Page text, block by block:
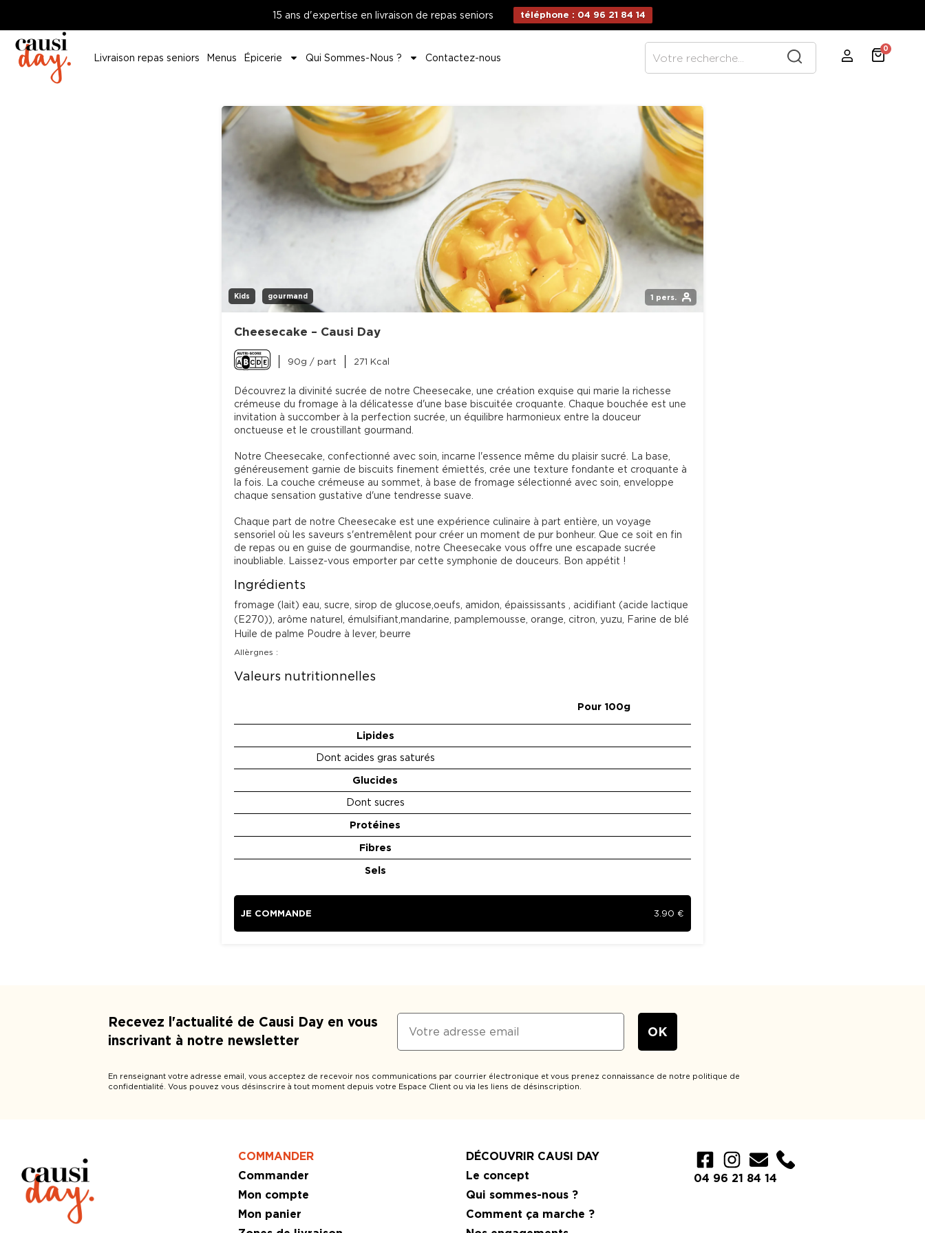
15 ans d'expertise en livraison de repas seniors téléphone : 04 96 21 84 14
Livraison repas seniors Menus Épicerie Qui Sommes-Nous ? Contactez-nous
0
Kids gourmand 1 pers.
Cheesecake – Causi Day
90g / part 271 Kcal
Découvrez la divinité sucrée de notre Cheesecake, une création exquise qui marie la richesse
crémeuse du fromage à la délicatesse d'une base biscuitée croquante. Chaque bouchée est une
invitation à succomber à la perfection sucrée, un équilibre harmonieux entre la douceur
onctueuse et le croustillant gourmand.
Notre Cheesecake, confectionné avec soin, incarne l'essence même du plaisir sucré. La base,
généreusement garnie de biscuits finement émiettés, crée une texture fondante et croquante à
la fois. La couche crémeuse au sommet, à base de fromage sélectionné avec soin, enveloppe
chaque sensation gustative d'une tendresse suave.
Chaque part de notre Cheesecake est une expérience culinaire à part entière, un voyage
sensoriel où les saveurs s'entremêlent pour créer un moment de pur bonheur. Que ce soit en fin
de repas ou en guise de gourmandise, notre Cheesecake vous offre une escapade sucrée
inoubliable. Laissez-vous emporter par cette symphonie de douceurs. Bon appétit !
Ingrédients
fromage (lait) eau, sucre, sirop de glucose,oeufs, amidon, épaississants , acidifiant (acide lactique
(E270)), arôme naturel, émulsifiant,mandarine, pamplemousse, orange, citron, yuzu, Farine de blé
Huile de palme Poudre à lever, beurre
Allèrgnes :
Valeurs nutritionnelles
Pour 100g
Lipides
Dont acides gras saturés
Glucides
Dont sucres
Protéines
Fibres
Sels
JE COMMANDE 3.90 €
Recevez l'actualité de Causi Day en vous
inscrivant à notre newsletter
En renseignant votre adresse email, vous acceptez de recevoir nos communications par courrier électronique et vous prenez connaissance de notre politique de
confidentialité. Vous pouvez vous désinscrire à tout moment depuis votre Espace Client ou via les liens de désinscription.
COMMANDER
Commander
Mon compte
Mon panier
DÉCOUVRIR CAUSI DAY
Le concept
Qui sommes-nous ?
Comment ça marche ?
04 96 21 84 14